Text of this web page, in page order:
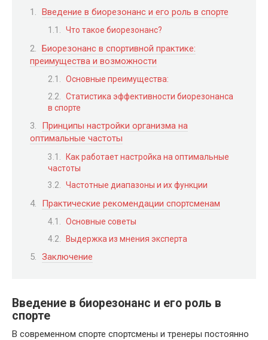
Введение в биорезонанс и его роль в спорте
Что такое биорезонанс?
Биорезонанс в спортивной практике:
преимущества и возможности
Основные преимущества:
Статистика эффективности биорезонанса
в спорте
Принципы настройки организма на
оптимальные частоты
Как работает настройка на оптимальные
частоты
Частотные диапазоны и их функции
Практические рекомендации спортсменам
Основные советы
Выдержка из мнения эксперта
Заключение
Введение в биорезонанс и его роль в
спорте
В современном спорте спортсмены и тренеры постоянно